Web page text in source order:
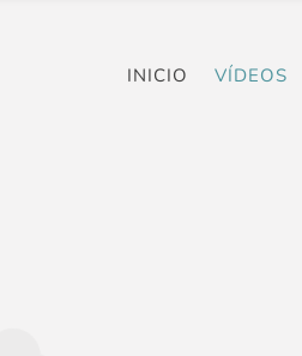
INICIO VÍDEOS